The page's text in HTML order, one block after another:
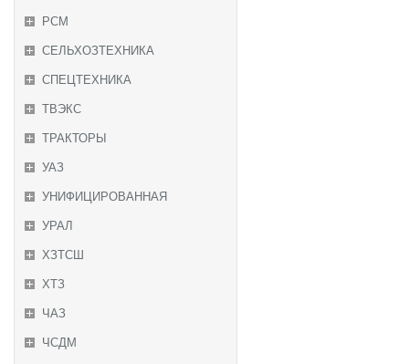
РСМ
СЕЛЬХОЗТЕХНИКА
СПЕЦТЕХНИКА
ТВЭКС
ТРАКТОРЫ
УАЗ
УНИФИЦИРОВАННАЯ
УРАЛ
ХЗТСШ
ХТЗ
ЧАЗ
ЧСДМ